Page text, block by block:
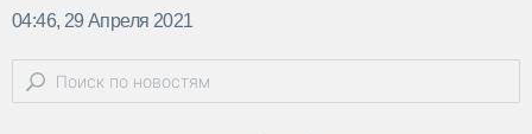
04:46, 29 Апреля 2021